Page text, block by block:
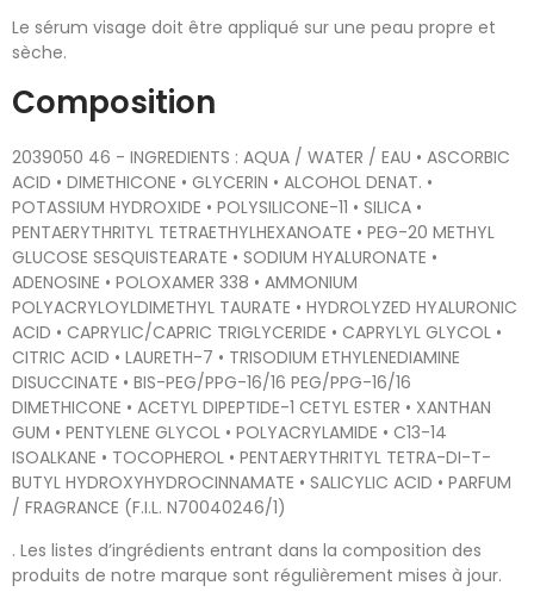
Le sérum visage doit être appliqué sur une peau propre et
sèche.
Composition
2039050 46 - INGREDIENTS : AQUA / WATER / EAU • ASCORBIC
ACID • DIMETHICONE • GLYCERIN • ALCOHOL DENAT. •
POTASSIUM HYDROXIDE • POLYSILICONE-11 • SILICA •
PENTAERYTHRITYL TETRAETHYLHEXANOATE • PEG-20 METHYL
GLUCOSE SESQUISTEARATE • SODIUM HYALURONATE •
ADENOSINE • POLOXAMER 338 • AMMONIUM
POLYACRYLOYLDIMETHYL TAURATE • HYDROLYZED HYALURONIC
ACID • CAPRYLIC/CAPRIC TRIGLYCERIDE • CAPRYLYL GLYCOL •
CITRIC ACID • LAURETH-7 • TRISODIUM ETHYLENEDIAMINE
DISUCCINATE • BIS-PEG/PPG-16/16 PEG/PPG-16/16
DIMETHICONE • ACETYL DIPEPTIDE-1 CETYL ESTER • XANTHAN
GUM • PENTYLENE GLYCOL • POLYACRYLAMIDE • C13-14
ISOALKANE • TOCOPHEROL • PENTAERYTHRITYL TETRA-DI-T-
BUTYL HYDROXYHYDROCINNAMATE • SALICYLIC ACID • PARFUM
/ FRAGRANCE (F.I.L. N70040246/1)
. Les listes d’ingrédients entrant dans la composition des
produits de notre marque sont régulièrement mises à jour.